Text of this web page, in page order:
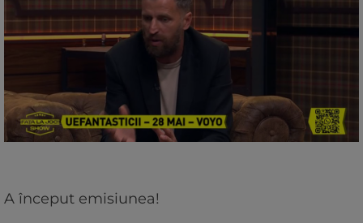
A început emisiunea!